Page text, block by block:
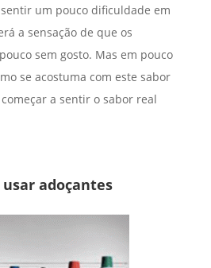
um pouco dificuldade em
a sensação de que os
sem gosto. Mas em pouco
se acostuma com este sabor
a sentir o sabor real
adoçantes